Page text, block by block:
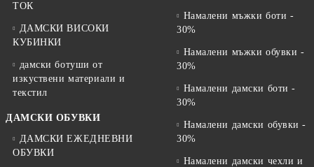
ТОК
ДАМСКИ ВИСОКИ
КУБИНКИ
дамски ботуши от
изкуствени материали и
текстил
ДАМСКИ ОБУВКИ
ДАМСКИ ЕЖЕДНЕВНИ
ОБУВКИ
Намалени мъжки боти -
30%
Намалени мъжки обувки -
30%
Намалени дамски боти -
30%
Намалени дамски обувки -
30%
Намалени дамски чехли и